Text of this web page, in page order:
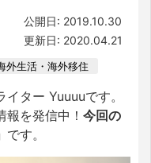
公開日: 2019.10.30
更新日: 2020.04.21
外生活・海外移住
ター Yuuuuです。
を発信中！ 今回の
です。